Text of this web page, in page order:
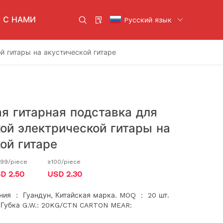
Скрипка
Другие инструменты
Ямаха
Кавай
С НАМИ Pусский язык
гитары на акустической гитаре
гитарная подставка для
электрической гитары на
гитаре
piece
2.50
≥100/piece
USD 2.30
： Гуандун, Китайская марка. MOQ ： 20 шт.
G.W.: 20KG/CTN CARTON MEAR: